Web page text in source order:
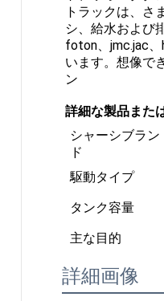
トラックは、さ
シ、給水および
foton、jmc.jac
います。想像で
ン
詳細な製品また
シャーシブラン
ド
駆動タイプ
タンク容量
主な目的
詳細画像